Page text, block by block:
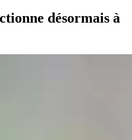
désormais à